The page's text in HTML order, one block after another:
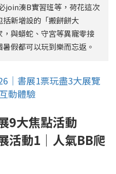
join湊B實習班等，荷花這次
新增設的「搬餅餅大
與蟒蛇、守宮等異寵零接
假都可以玩到樂而忘返。
｜書展1票玩盡3大展覽
動體驗
9大焦點活動
活動1｜人氣BB爬